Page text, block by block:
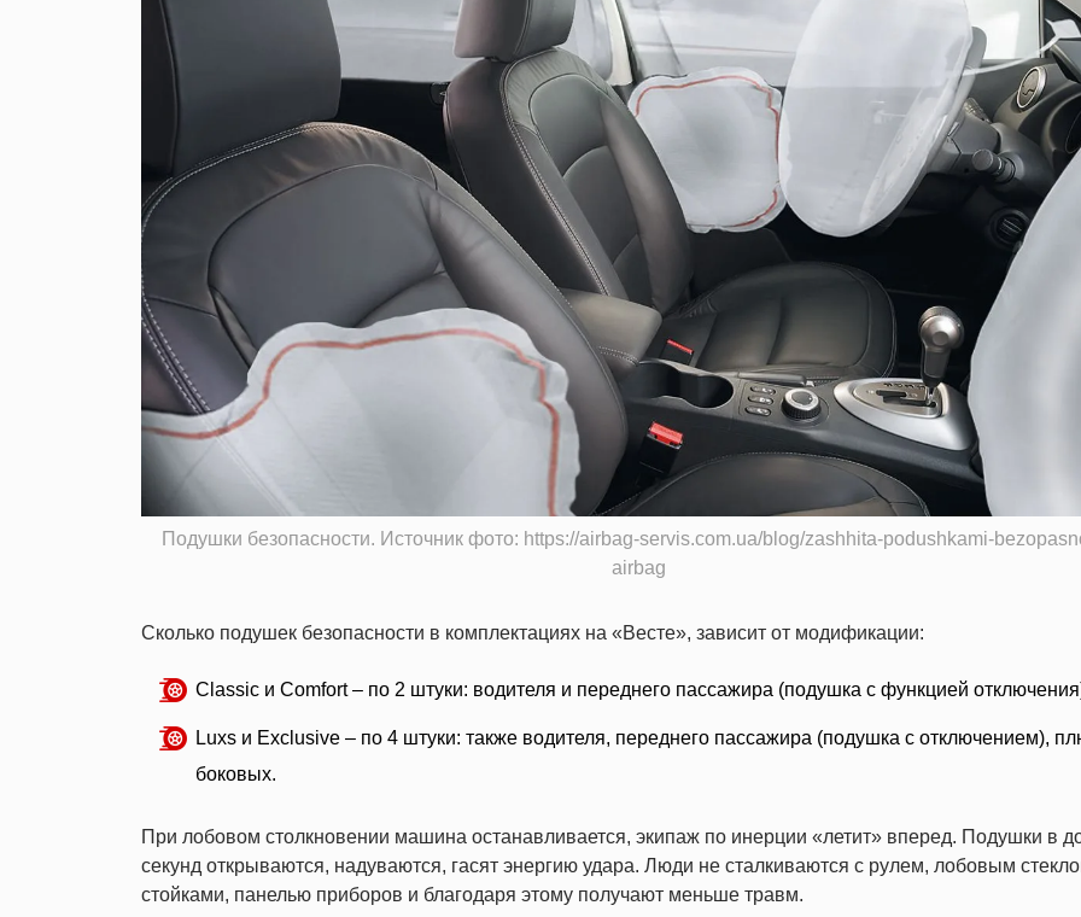
Подушки безопасности. Источник фото: https://airbag-servis.com.ua/blog/zashhita-podushkami-
airbag
Сколько подушек безопасности в комплектациях на «Весте», зависит от модификации:
Classic и Comfort – по 2 штуки: водителя и переднего пассажира (подушка с функцией
Luxs и Exclusive – по 4 штуки: также водителя, переднего пассажира (подушка с отключением),
боковых.
При лобовом столкновении машина останавливается, экипаж по инерции «летит» вперед. Подушки в
секунд открываются, надуваются, гасят энергию удара. Люди не сталкиваются с рулем, лобовым
стойками, панелью приборов и благодаря этому получают меньше травм.